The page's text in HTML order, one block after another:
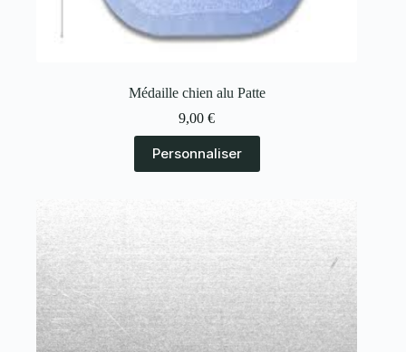
Médaille chien alu Patte
9,00€
Personnaliser